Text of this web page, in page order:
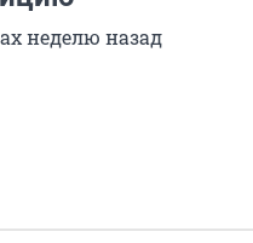
неделю назад